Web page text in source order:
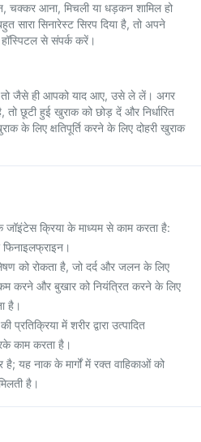
आना, मिचली या धड़कन शामिल हो
सिनारेस्ट सिरप दिया है, तो अपने
से संपर्क करें।
जैसे ही आपको याद आए, उसे ले लें। अगर
छूटी हुई खुराक को छोड़ दें और निर्धारित
के लिए क्षतिपूर्ति करने के लिए दोहरी खुराक
क्रिया के माध्यम से काम करता है:
फिनाइलफ्राइन।
को रोकता है, जो दर्द और जलन के लिए
कम करने और बुखार को नियंत्रित करने के लिए
है।
प्रतिक्रिया में शरीर द्वारा उत्पादित
काम करता है।
यह नाक के मार्गों में रक्त वाहिकाओं को
है।